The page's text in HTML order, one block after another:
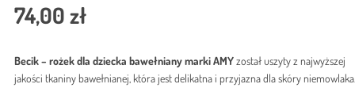
74,00zł
Becik – rożek dla dziecka bawełniany marki AMYzostał uszyty z najwyższej
jakości tkaniny bawełnianej, która jest delikatna i przyjazna dla skóry niemowlaka.